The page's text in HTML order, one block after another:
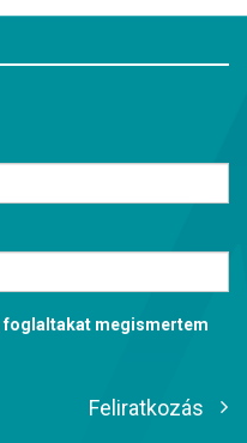
foglaltakat megismertem
Feliratkozás